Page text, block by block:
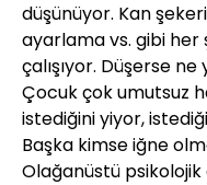
düşünüyor. Kan
ayarlama vs. gibi
çalışıyor. Düşerse
Çocuk çok umutsuz
istediğini yiyor,
Başka kimse iğne
Olağanüstü